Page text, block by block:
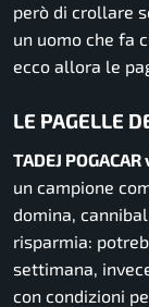
però di crollare
un uomo che fa
ecco allora le
LE PAGELLE
TADEJ
un campione
domina,
risparmia:
settimana,
con condizioni